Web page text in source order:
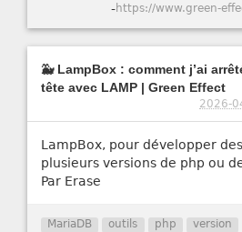
-
🐳 LampBox : comment j’ai
tête avec LAMP | Green Effect
2026-
LampBox, pour développer
plusieurs versions de php ou
Par Erase
MariaDB outils php version